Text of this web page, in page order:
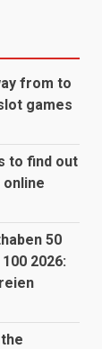
from to
games
to find out
50
2026: